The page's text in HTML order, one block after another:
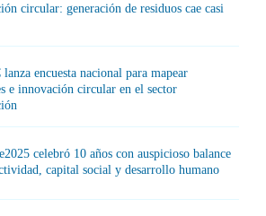
circular: generación de residuos cae casi
lanza encuesta nacional para mapear
e innovación circular en el sector
celebró 10 años con auspicioso balance
capital social y desarrollo humano